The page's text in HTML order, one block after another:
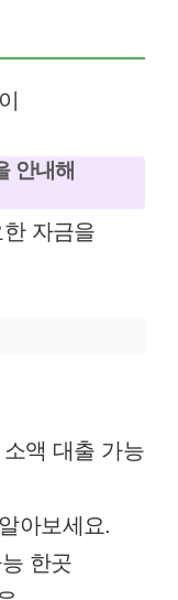
안내해
자금을
액 대출 가능
아보세요.
한곳